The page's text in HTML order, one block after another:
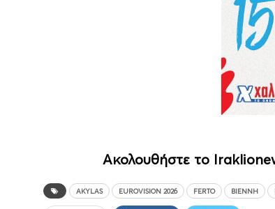
Ακολουθήστε το
AKYLAS EUROVISION 2026 FERTO ΒΙΈΝΝΗ